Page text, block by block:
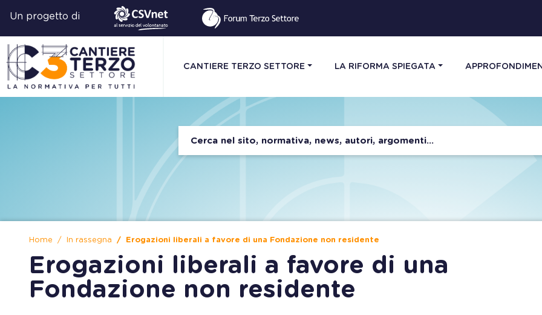
Un progetto di
CANTIERE TERZO SETTORE LA RIFORMA SPIEGATA
Home In rassegna Erogazioni liberali a favore di una Fondazione non residente
Erogazioni liberali a favore di una
Fondazione non residente